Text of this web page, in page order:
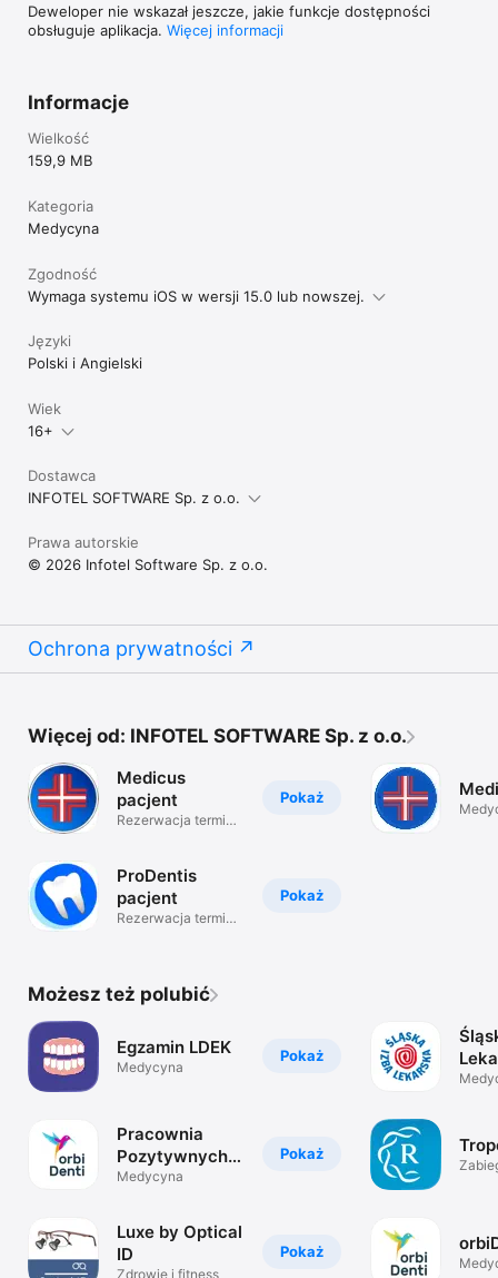
Deweloper nie wskazał jeszcze, jakie funkcje dostępności
obsługuje aplikacja. Więcej informacji
Informacje
Wielkość
159,9 MB
Kategoria
Medycyna
Zgodność
Wymaga systemu iOS w wersji 15.0 lub nowszej.
Języki
Polski i Angielski
Wiek
16+
Dostawca
INFOTEL SOFTWARE Sp. z o.o.
Prawa autorskie
© 2026 Infotel Software Sp. z o.o.
Ochrona prywatności
Więcej od: INFOTEL SOFTWARE Sp. z o.o.
Pokaż
Medicus
pacjent
Rezerwacja terminu
Pokaż
ProDentis
pacjent
Rezerwacja terminu
Możesz też polubić
Pokaż
Egzamin LDEK
Medycyna
Pokaż
Pracownia
Pozytywnych
Zmian
Medycyna
Pokaż
Luxe by Optical
ID
Zdrowie i fitness